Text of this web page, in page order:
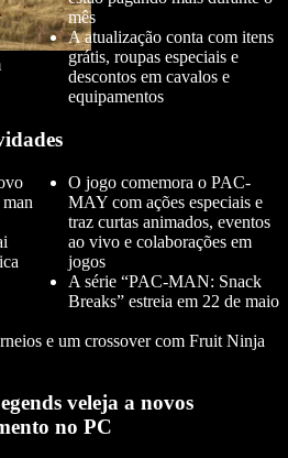
mês
A atualização conta com itens
grátis, roupas especiais e
descontos em cavalos e
equipamentos
O jogo comemora o PAC-
MAY com ações especiais e
traz curtas animados, eventos
ao vivo e colaborações em
jogos
A série “PAC-MAN: Snack
Breaks” estreia em 22 de maio
e um crossover com Fruit Ninja
veleja a novos
no PC